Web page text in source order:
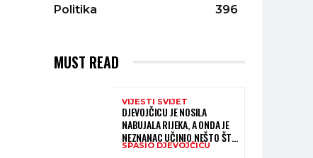
Politika
396
MUST READ
VIJESTI SVIJET
DJEVOJČICU JE NOSILA
NABUJALA RIJEKA, A ONDA JE
NEZNANAC UČINIO NEŠTO ŠTO
JE MNOGE OSTAVILO BEZ RIJEČI
SPASIO DJEVOJČICU